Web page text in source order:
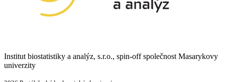
Institut biostatistiky a analýz, s.r.o., spin-off společnost Masarykovy
univerzity